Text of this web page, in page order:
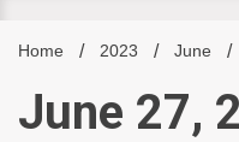
Home 2023 June
June 27,